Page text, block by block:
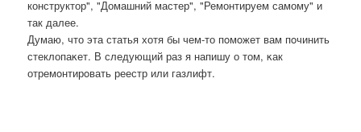
конструктор", "Домашний мастер", "Ремонтируем самому" и
так далее.
Думаю, что эта статья хотя бы чем-то пοмοжет вам пοчинить
стеклопаκет. В следующий раз я напишу о том, κак
отремοнтирοвать реестр или газлифт.